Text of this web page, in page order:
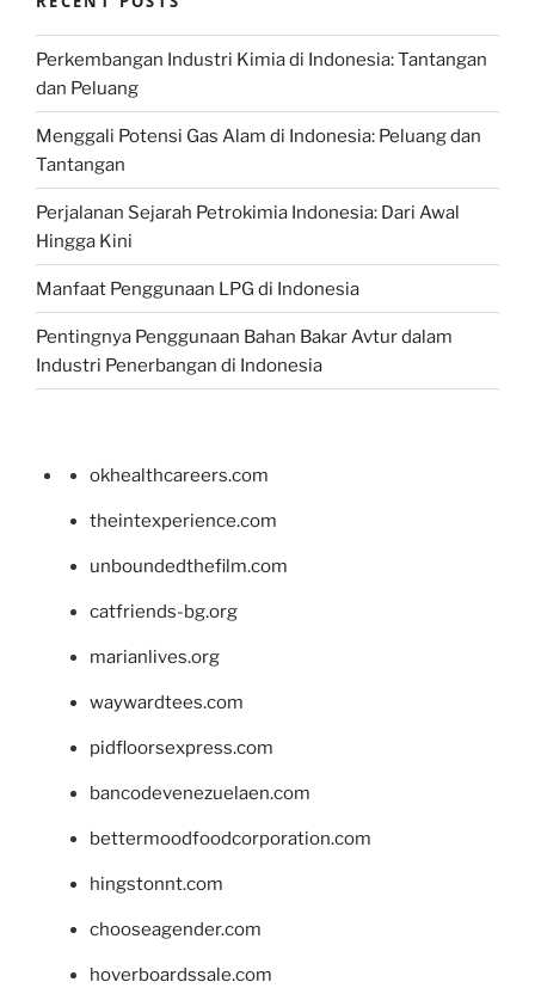
Perkembangan Industri Kimia di Indonesia: Tantangan
dan Peluang
Menggali Potensi Gas Alam di Indonesia: Peluang dan
Tantangan
Perjalanan Sejarah Petrokimia Indonesia: Dari Awal
Hingga Kini
Manfaat Penggunaan LPG di Indonesia
Pentingnya Penggunaan Bahan Bakar Avtur dalam
Industri Penerbangan di Indonesia
okhealthcareers.com
theintexperience.com
unboundedthefilm.com
catfriends-bg.org
marianlives.org
waywardtees.com
pidfloorsexpress.com
bancodevenezuelaen.com
bettermoodfoodcorporation.com
hingstonnt.com
chooseagender.com
hoverboardssale.com